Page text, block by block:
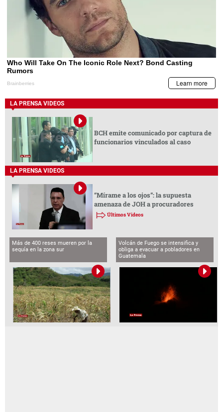
LA PRENSA VIDEOS
BCH emite comunicado por captura de
funcionarios vinculados al caso
LA PRENSA VIDEOS
“Mírame a los ojos”: la supuesta
amenaza de JOH a procuradores
Últimos Videos
Más de 400 reses mueren por la
sequía en la zona sur
Volcán de Fuego se intensifica y
obliga a evacuar a pobladores en
Guatemala